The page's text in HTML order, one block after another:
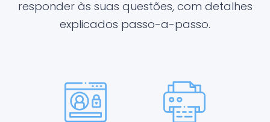
responder às suas questões, com detalhes
explicados passo-a-passo.